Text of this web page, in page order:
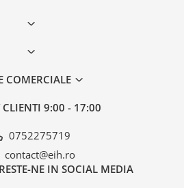
COMERCIALE
CLIENTI 9:00 - 17:00
0752275719
contact@eih.ro
NE IN SOCIAL MEDIA